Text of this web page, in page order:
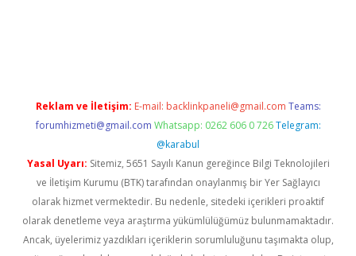
Reklam ve İletişim: E-mail: backlinkpaneli@gmail.com Teams:
forumhizmeti@gmail.com Whatsapp: 0262 606 0 726 Telegram:
@karabul
Yasal Uyarı: Sitemiz, 5651 Sayılı Kanun gereğince Bilgi Teknolojileri
ve İletişim Kurumu (BTK) tarafından onaylanmış bir Yer Sağlayıcı
olarak hizmet vermektedir. Bu nedenle, sitedeki içerikleri proaktif
olarak denetleme veya araştırma yükümlülüğümüz bulunmamaktadır.
Ancak, üyelerimiz yazdıkları içeriklerin sorumluluğunu taşımakta olup,